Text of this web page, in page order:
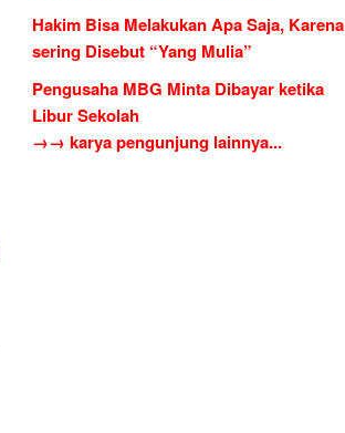
Hakim Bisa Melakukan Apa Saja, Karena
sering Disebut “Yang Mulia”
Pengusaha MBG Minta Dibayar ketika
Libur Sekolah
→→ karya pengunjung lainnya...